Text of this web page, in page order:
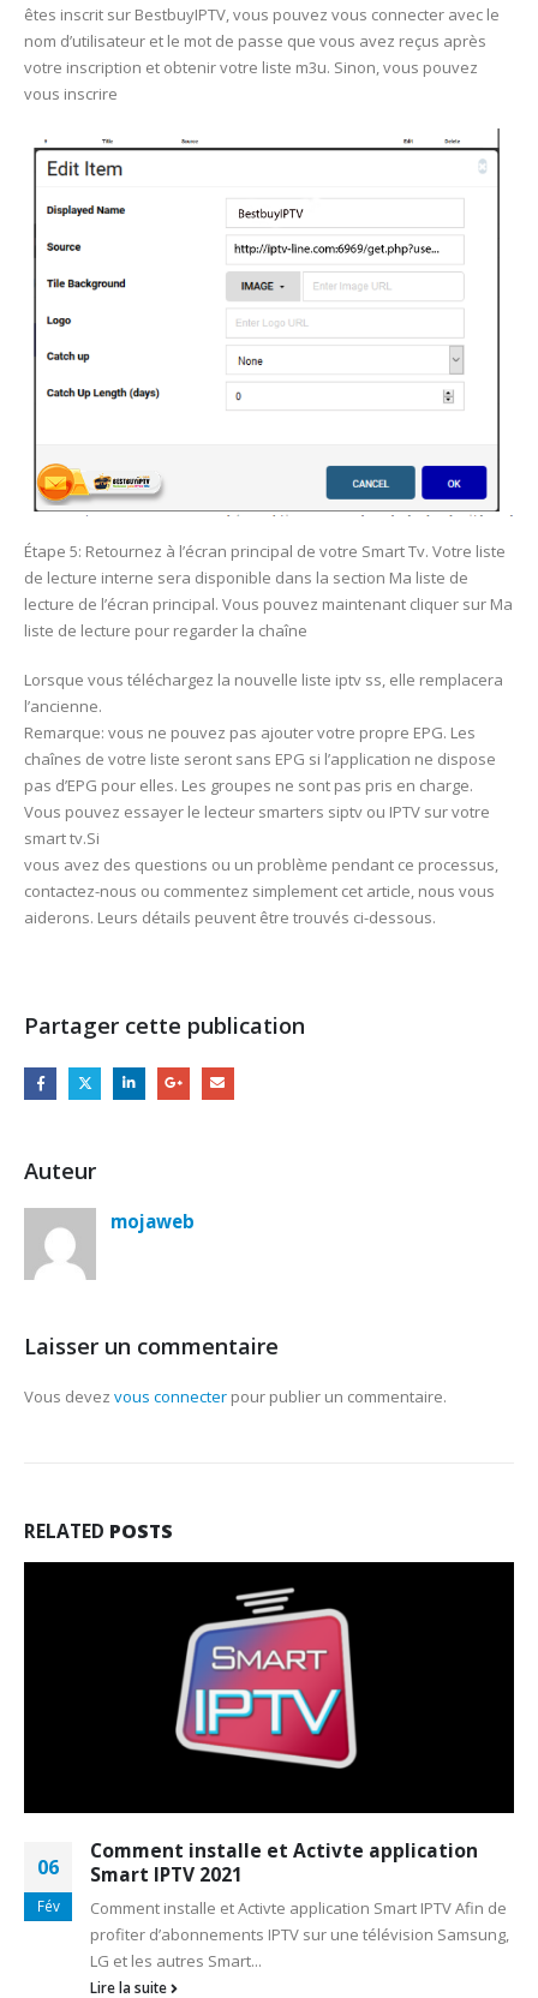
êtes inscrit sur BestbuyIPTV, vous pouvez vous connecter avec le
nom d’utilisateur et le mot de passe que vous avez reçus après
votre inscription et obtenir votre liste m3u. Sinon, vous pouvez
vous inscrire
Étape 5: Retournez à l’écran principal de votre Smart Tv. Votre liste
de lecture interne sera disponible dans la section Ma liste de
lecture de l’écran principal. Vous pouvez maintenant cliquer sur Ma
liste de lecture pour regarder la chaîne
Lorsque vous téléchargez la nouvelle liste iptv ss, elle remplacera
l’ancienne.
Remarque: vous ne pouvez pas ajouter votre propre EPG. Les
chaînes de votre liste seront sans EPG si l’application ne dispose
pas d’EPG pour elles. Les groupes ne sont pas pris en charge.
Vous pouvez essayer le lecteur smarters siptv ou IPTV sur votre
smart tv.Si
vous avez des questions ou un problème pendant ce processus,
contactez-nous ou commentez simplement cet article, nous vous
aiderons. Leurs détails peuvent être trouvés ci-dessous.
Partager cette publication
Auteur
mojaweb
Laisser un commentaire
Vous devez vous connecter pour publier un commentaire.
RELATED POSTS
06
Fév
Comment installe et Activte application
Smart IPTV 2021
Comment installe et Activte application Smart IPTV Afin de
profiter d’abonnements IPTV sur une télévision Samsung,
LG et les autres Smart...
Lire la suite